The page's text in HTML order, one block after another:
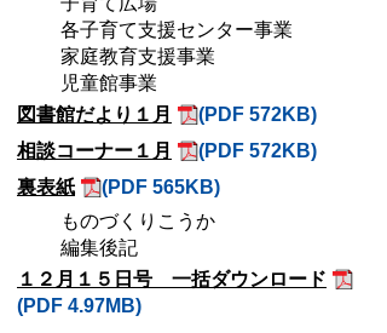
各子育て支援センター事業
家庭教育支援事業
児童館事業
図書館だより１月
(PDF 572KB)
相談コーナー１月
(PDF 572KB)
裏表紙
(PDF 565KB)
ものづくりこうか
編集後記
１２月１５日号 一括ダウンロード
(PDF 4.97MB)